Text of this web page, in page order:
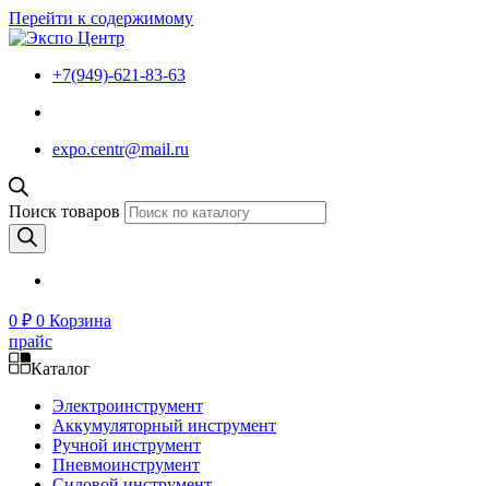
Перейти к содержимому
+7(949)-621-83-63
expo.centr@mail.ru
Поиск товаров
0 ₽ 0 Корзина
прайс
Каталог
Электроинструмент
Аккумуляторный инструмент
Ручной инструмент
Пневмоинструмент